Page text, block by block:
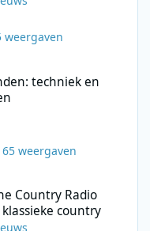
weergaven
techniek en
weergaven
Country Radio
country